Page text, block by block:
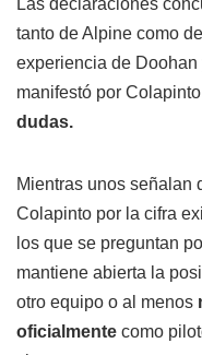
Las declaraciones
tanto de Alpine como
experiencia de
manifestó por
dudas.
Mientras unos señalan
Colapinto por la cifra
los que se preguntan
mantiene abierta la
otro equipo o al menos
oficialmente como